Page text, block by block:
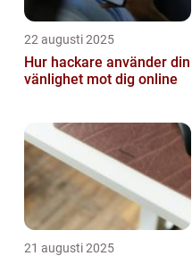
22 augusti 2025
Hur hackare använder din
vänlighet mot dig online
21 augusti 2025